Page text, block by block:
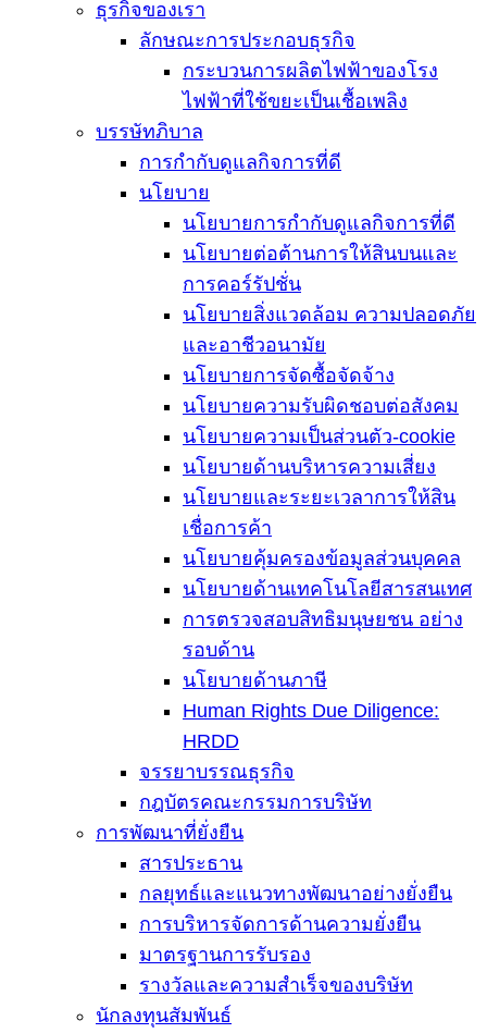
ธุรกิจของเรา
ลักษณะการประกอบธุรกิจ
กระบวนการผลิตไฟฟ้าของโรง
ไฟฟ้าที่ใช้ขยะเป็นเชื้อเพลิง
บรรษัทภิบาล
การกำกับดูแลกิจการที่ดี
นโยบาย
นโยบายการกำกับดูแลกิจการที่ดี
นโยบายต่อต้านการให้สินบนและ
การคอร์รัปชั่น
นโยบายสิ่งแวดล้อม ความปลอดภัย
และอาชีวอนามัย
นโยบายการจัดซื้อจัดจ้าง
นโยบายความรับผิดชอบต่อสังคม
นโยบายความเป็นส่วนตัว-cookie
นโยบายด้านบริหารความเสี่ยง
นโยบายและระยะเวลาการให้สิน
เชื่อการค้า
นโยบายคุ้มครองข้อมูลส่วนบุคคล
นโยบายด้านเทคโนโลยีสารสนเทศ
การตรวจสอบสิทธิมนุษยชน อย่าง
รอบด้าน
นโยบายด้านภาษี
Human Rights Due Diligence:
HRDD
จรรยาบรรณธุรกิจ
กฎบัตรคณะกรรมการบริษัท
การพัฒนาที่ยั่งยืน
สารประธาน
กลยุทธ์และแนวทางพัฒนาอย่างยั่งยืน
การบริหารจัดการด้านความยั่งยืน
มาตรฐานการรับรอง
รางวัลและความสำเร็จของบริษัท
นักลงทุนสัมพันธ์